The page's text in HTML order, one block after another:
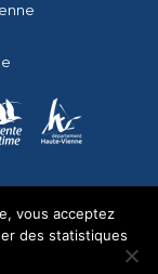
vous acceptez
des statistiques